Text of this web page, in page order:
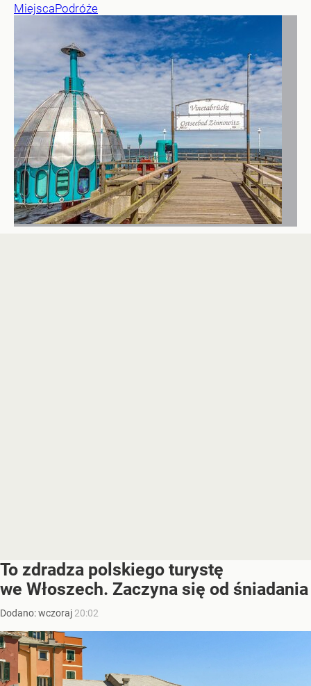
MiejscaPodróże
To zdradza polskiego turystę
we Włoszech. Zaczyna się od śniadania
Dodano:wczoraj 20:02